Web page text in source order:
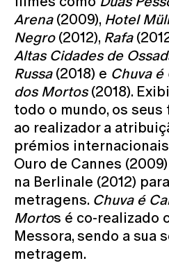
Arena(2009), Hotel
Negro(2012), Rafa
Altas Cidades de
Russa(2018) e Chuva
dos Mortos(2018).
todo o mundo, os
ao realizador a
prémios
Ouro de Cannes
na Berlinale (2012)
metragens. Chuva é
Mortos é co-realizado
Messora, sendo a sua
metragem.